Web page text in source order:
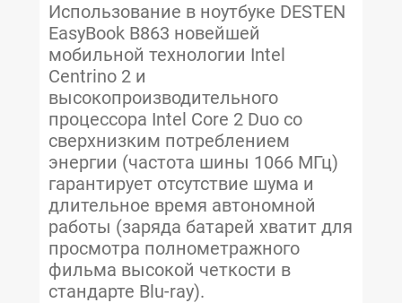
Использование в ноутбуке DESTEN
EasyBook B863 новейшей
мобильной технологии Intel
Centrino 2 и
высокопроизводительного
процессора Intel Core 2 Duo со
сверхнизким потреблением
энергии (частота шины 1066 МГц)
гарантирует отсутствие шума и
длительное время автономной
работы (заряда батарей хватит для
просмотра полнометражного
фильма высокой четкости в
стандарте Blu-ray).